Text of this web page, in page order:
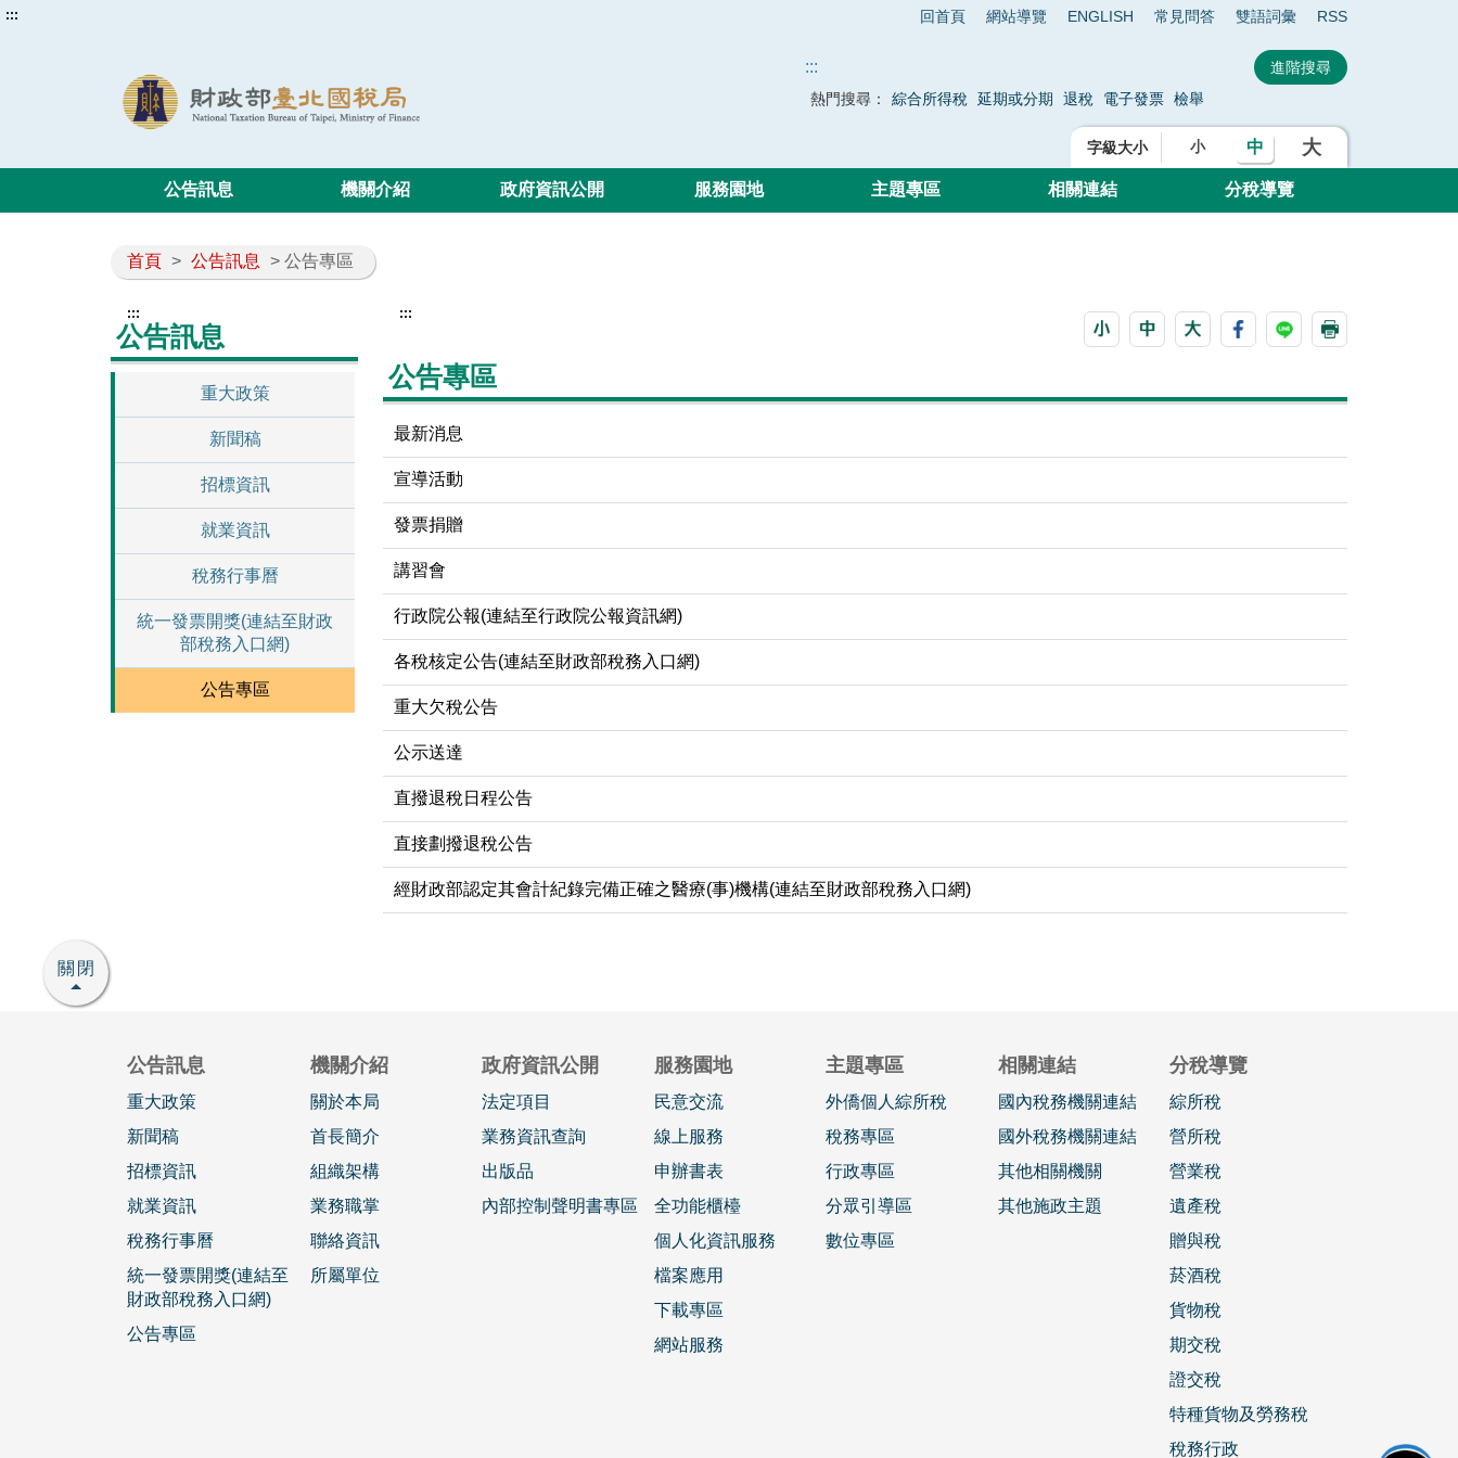
::: 回首頁 網站導覽 ENGLISH 常見問答 雙語詞彙 RSS
:::
熱門搜尋： 綜合所得稅 延期或分期 退稅 電子發票 檢舉
字級大小 小 中 大
公告訊息 機關介紹 政府資訊公開 服務園地 主題專區 相關連結 分稅導覽
首頁 > 公告訊息 > 公告專區
:::
公告訊息
重大政策
新聞稿
招標資訊
就業資訊
稅務行事曆
統一發票開獎(連結至財政
部稅務入口網)
公告專區
:::
公告專區
最新消息
宣導活動
發票捐贈
講習會
行政院公報(連結至行政院公報資訊網)
各稅核定公告(連結至財政部稅務入口網)
重大欠稅公告
公示送達
直撥退稅日程公告
直接劃撥退稅公告
經財政部認定其會計紀錄完備正確之醫療(事)機構(連結至財政部稅務入口網)
關閉
公告訊息
重大政策
新聞稿
招標資訊
就業資訊
稅務行事曆
統一發票開獎(連結至
財政部稅務入口網)
公告專區
機關介紹
關於本局
首長簡介
組織架構
業務職掌
聯絡資訊
所屬單位
政府資訊公開
法定項目
業務資訊查詢
出版品
內部控制聲明書專區
服務園地
民意交流
線上服務
申辦書表
全功能櫃檯
個人化資訊服務
檔案應用
下載專區
網站服務
主題專區
外僑個人綜所稅
稅務專區
行政專區
分眾引導區
數位專區
相關連結
國內稅務機關連結
國外稅務機關連結
其他相關機關
其他施政主題
分稅導覽
綜所稅
營所稅
營業稅
遺產稅
贈與稅
菸酒稅
貨物稅
期交稅
證交稅
特種貨物及勞務稅
稅務行政